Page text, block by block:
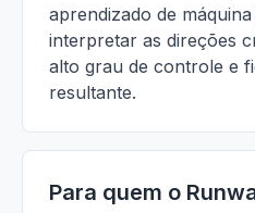
aprendizado de
interpretar as direções
alto grau de controle e
resultante.
Para quem o